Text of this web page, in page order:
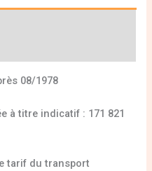
08/1978
à titre indicatif : 171 821
tarif du transport